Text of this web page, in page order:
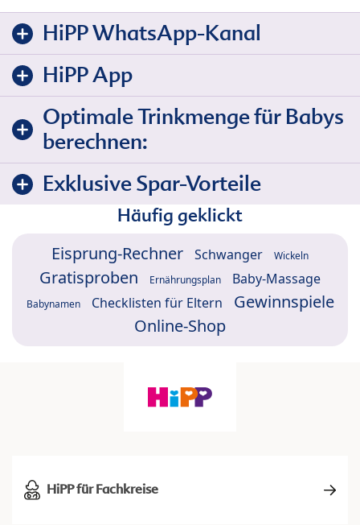
HiPP WhatsApp-Kanal
HiPP App
Optimale Trinkmenge für Babys
berechnen:
Exklusive Spar-Vorteile
Häufig geklickt
Eisprung-Rechner Schwanger Wickeln
Gratisproben Ernährungsplan Baby-Massage
Babynamen Checklisten für Eltern
Gewinnspiele
Online-Shop
HiPP für Fachkreise